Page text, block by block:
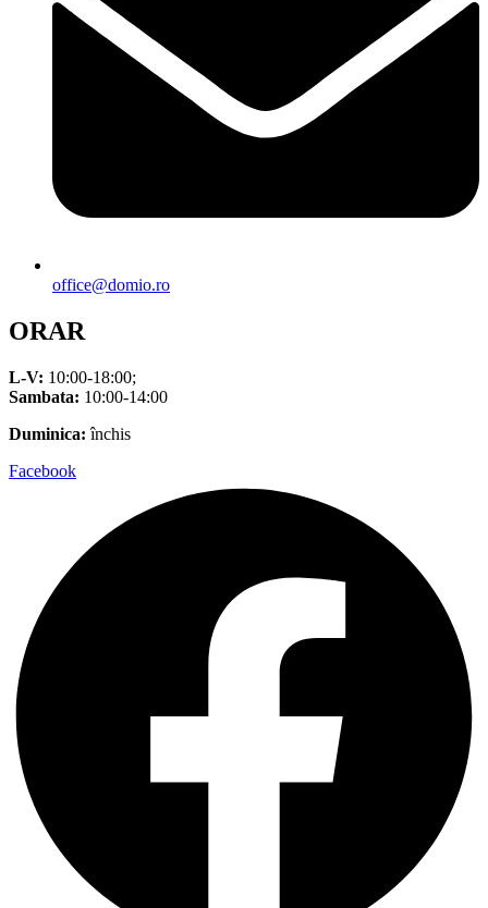
office@domio.ro
ORAR
L-V: 10:00-18:00;
Sambata: 10:00-14:00
Duminica: închis
Facebook